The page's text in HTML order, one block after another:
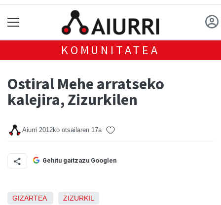
KOMUNITATEA
Ostiral Mehe arratseko
kalejira, Zizurkilen
Aiurri 2012ko otsailaren 17a
Gehitu gaitzazu Googlen
GIZARTEA ZIZURKIL